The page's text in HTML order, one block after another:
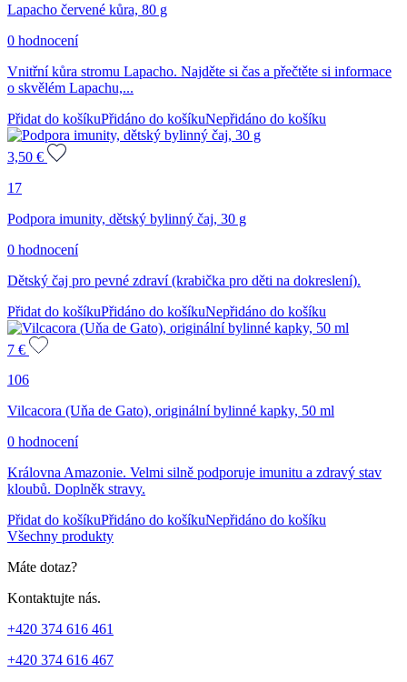
Lapacho červené kůra, 80 g
0 hodnocení
Vnitřní kůra stromu Lapacho. Najděte si čas a přečtěte si informace
o skvělém Lapachu,...
Přidat do košíkuPřidáno do košíkuNepřidáno do košíku
3,50 €
17
Podpora imunity, dětský bylinný čaj, 30 g
0 hodnocení
Dětský čaj pro pevné zdraví (krabička pro děti na dokreslení).
Přidat do košíkuPřidáno do košíkuNepřidáno do košíku
7 €
106
Vilcacora (Uňa de Gato), originální bylinné kapky, 50 ml
0 hodnocení
Královna Amazonie. Velmi silně podporuje imunitu a zdravý stav
kloubů. Doplněk stravy.
Přidat do košíkuPřidáno do košíkuNepřidáno do košíku
Všechny produkty
Máte dotaz?
Kontaktujte nás.
+420 374 616 461
+420 374 616 467